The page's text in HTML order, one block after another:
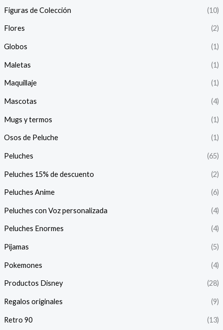
Figuras de Colección (10)
Flores (2)
Globos (1)
Maletas (1)
Maquillaje (1)
Mascotas (4)
Mugs y termos (1)
Osos de Peluche (1)
Peluches (65)
Peluches 15% de descuento (2)
Peluches Anime (6)
Peluches con Voz personalizada (4)
Peluches Enormes (4)
Pijamas (5)
Pokemones (4)
Productos Disney (28)
Regalos originales (9)
Retro 90 (13)